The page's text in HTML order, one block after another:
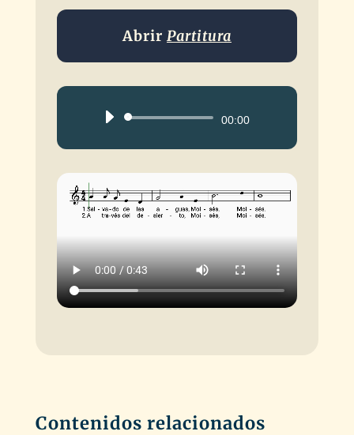
Abrir Partitura
Reproductor00:00
Contenidos relacionados